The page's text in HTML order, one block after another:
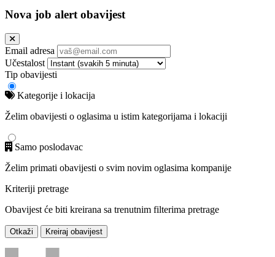
Nova job alert obavijest
Email adresa
Učestalost
Tip obavijesti
Kategorije i lokacija
Želim obavijesti o oglasima u istim kategorijama i lokaciji
Samo poslodavac
Želim primati obavijesti o svim novim oglasima kompanije
Kriteriji pretrage
Obavijest će biti kreirana sa trenutnim filterima pretrage
Otkaži Kreiraj obavijest